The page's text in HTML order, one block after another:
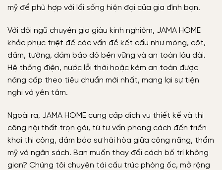
mỹ để phù hợp với lối sống hiện đại của gia đình bạn.
Với đội ngũ chuyên gia giàu kinh nghiệm, JAMA HOME
khắc phục triệt để các vấn đề kết cấu như móng, cột,
dầm, tường, đảm bảo độ bền vững và an toàn lâu dài.
Hệ thống điện, nước lỗi thời hoặc kém an toàn được
nâng cấp theo tiêu chuẩn mới nhất, mang lại sự tiện
nghi và yên tâm.
Ngoài ra, JAMA HOME cung cấp dịch vụ thiết kế và thi
công nội thất trọn gói, từ tư vấn phong cách đến triển
khai thi công, đảm bảo sự hài hòa giữa công năng, thẩm
mỹ và ngân sách. Bạn muốn thay đổi cách bố trí không
gian? Chúng tôi chuyên tái cấu trúc phòng ốc, mở rộng